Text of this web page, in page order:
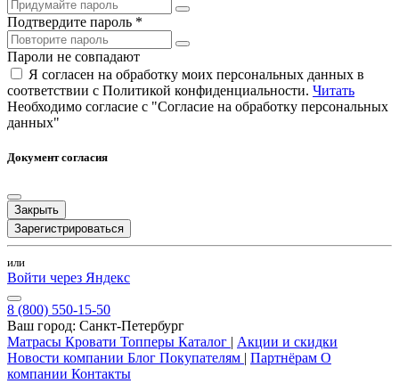
Подтвердите пароль *
Пароли не совпадают
Я согласен на обработку моих персональных данных в
соответствии с Политикой конфиденциальности. Читать
Необходимо согласие с "Согласие на обработку персональных
данных"
Документ согласия
Закрыть
Зарегистрироваться
или
Войти через Яндекс
8 (800) 550-15-50
Ваш город: Санкт-Петербург
Матрасы Кровати Топперы Каталог | Акции и скидки
Новости компании Блог Покупателям | Партнёрам О
компании Контакты